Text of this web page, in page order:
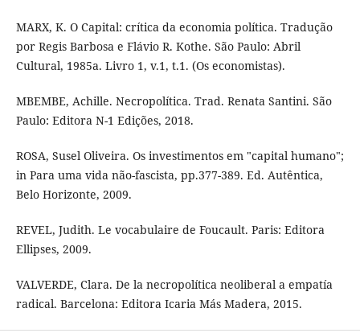
MARX, K. O Capital: crítica da economia política. Tradução
por Regis Barbosa e Flávio R. Kothe. São Paulo: Abril
Cultural, 1985a. Livro 1, v.1, t.1. (Os economistas).
MBEMBE, Achille. Necropolítica. Trad. Renata Santini. São
Paulo: Editora N-1 Edições, 2018.
ROSA, Susel Oliveira. Os investimentos em "capital humano";
in Para uma vida não-fascista, pp.377-389. Ed. Autêntica,
Belo Horizonte, 2009.
REVEL, Judith. Le vocabulaire de Foucault. Paris: Editora
Ellipses, 2009.
VALVERDE, Clara. De la necropolítica neoliberal a empatía
radical. Barcelona: Editora Icaria Más Madera, 2015.